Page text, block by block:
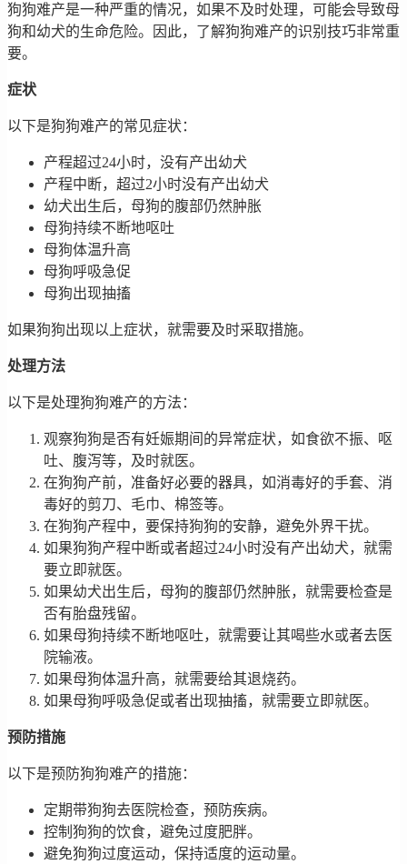
狗狗难产是一种严重的情况，如果不及时处理，可能会导致母
狗和幼犬的生命危险。因此，了解狗狗难产的识别技巧非常重
要。
症状
以下是狗狗难产的常见症状：
产程超过24小时，没有产出幼犬
产程中断，超过2小时没有产出幼犬
幼犬出生后，母狗的腹部仍然肿胀
母狗持续不断地呕吐
母狗体温升高
母狗呼吸急促
母狗出现抽搐
如果狗狗出现以上症状，就需要及时采取措施。
处理方法
以下是处理狗狗难产的方法：
观察狗狗是否有妊娠期间的异常症状，如食欲不振、呕
吐、腹泻等，及时就医。
在狗狗产前，准备好必要的器具，如消毒好的手套、消
毒好的剪刀、毛巾、棉签等。
在狗狗产程中，要保持狗狗的安静，避免外界干扰。
如果狗狗产程中断或者超过24小时没有产出幼犬，就需
要立即就医。
如果幼犬出生后，母狗的腹部仍然肿胀，就需要检查是
否有胎盘残留。
如果母狗持续不断地呕吐，就需要让其喝些水或者去医
院输液。
如果母狗体温升高，就需要给其退烧药。
如果母狗呼吸急促或者出现抽搐，就需要立即就医。
预防措施
以下是预防狗狗难产的措施：
定期带狗狗去医院检查，预防疾病。
控制狗狗的饮食，避免过度肥胖。
避免狗狗过度运动，保持适度的运动量。